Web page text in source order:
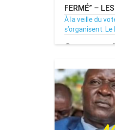
FERMÉ” –
À la veille du
s’organisent.
14/07/26